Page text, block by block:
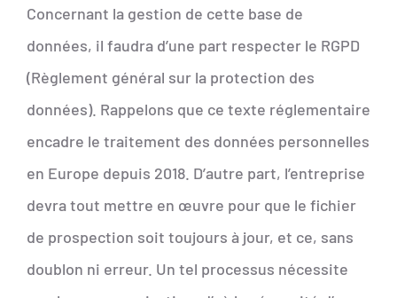
Concernant la gestion de cette base de
données, il faudra d’une part respecter le RGPD
(Règlement général sur la protection des
données). Rappelons que ce texte réglementaire
encadre le traitement des données personnelles
en Europe depuis 2018. D’autre part, l’entreprise
devra tout mettre en œuvre pour que le fichier
de prospection soit toujours à jour, et ce, sans
doublon ni erreur. Un tel processus nécessite